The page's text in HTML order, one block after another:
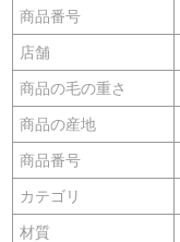
商品番号
店舗
商品の毛の重さ
商品の産地
商品番号
カテゴリ
材質